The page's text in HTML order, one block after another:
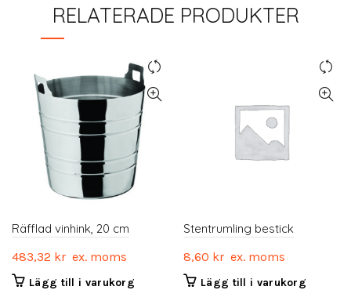
RELATERADE PRODUKTER
Räfflad vinhink, 20 cm
483,32 kr ex. moms
Lägg till i varukorg
Stentrumling bestick
8,60 kr ex. moms
Lägg till i varukorg